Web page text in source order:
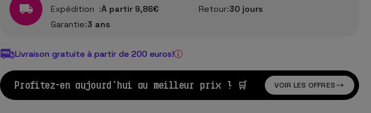
Expédition :À partir 9,86€ Retour:30 jours
Garantie:3 ans
Livraison gratuite à partir de 200 euros!
Profitez-en aujourd'hui au meilleur prix ! 🛒 VOIR LES OFFRES